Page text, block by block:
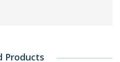
Products